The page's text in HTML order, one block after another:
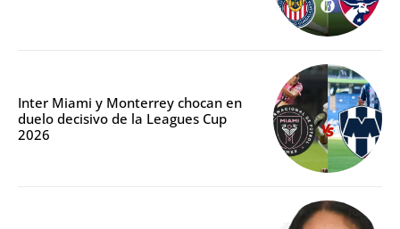
Inter Miami y Monterrey chocan en
duelo decisivo de la Leagues Cup
2026